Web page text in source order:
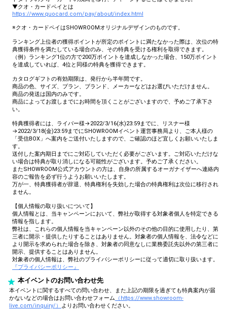
▼クオ・カードペイとは
https://www.quocard.com/pay/about/index.html
※クオ・カードペイはSHOWROOMオリジナルデザインのものです。
ランキング上位者の獲得ポイントが所定のポイントに満たなかった際は、次位の特
典獲得条件を満たしている場合のみ、その特典を受ける権利を取得できます。
（例）ランキング1位の方で200万ポイントを達成しなかった場合、150万ポイント
を達成していれば、4位と同様の特典を獲得できます。
カタログギフトの有効期限は、発行から半年間です。
商品の色、サイズ、プラン、ブランド、メーカーなどはお選びいただけません。
商品の発送は国内のみです。
商品によってお渡しまでにお時間を頂くことがございますので、予めご了承下さ
い。
特典獲得者には、ライバー様→2022/3/16(水)23:59までに、リスナー様
→2022/3/18(金)23:59までにSHOWROOMイベント運営事務局より、ご本人様の
「受信BOX」へ案内をご送付いたしますので、ご確認のほど宜しくお願いいたしま
す。
送付した案内期日までにご対応していただく必要がございます。ご対応いただけな
い場合は特典が取り消しになる可能性がございます。予めご了承ください。
またSHOWROOM公式アカウントの方は、自身の所属するオーガナイザーへ連絡内
容のご報告を必ず行うようお願いいたします。
万が一、特典獲得者が辞退、特典権利を失効した場合の特典権利は次位に移行され
ません。
【個人情報の取り扱いについて】
個人情報とは、当キャンペーンにおいて、弊社が取得する対象者個人を特定できる
情報を指します。
弊社は、これらの個人情報を当キャンペーン以外のその他の目的に使用したり、第
三者に開示・提供したりすることはありません。対象者の個人情報を、法令などに
より開示を求められた場合を除き、対象者の同意なしに業務委託先以外の第三者に
開示、提供することはありません。
対象者の個人情報は、弊社のプライバシーポリシーに従って適切に取り扱います。
『プライバシーポリシー』
本イベントのお問い合わせ先
本イベントに関するすべての問い合わせ、また上記の期限を過ぎても特典案内が届
かないなどの場合はお問い合わせフォーム （https://www.showroom-
live.com/inquiry/） よりお問い合わせください。